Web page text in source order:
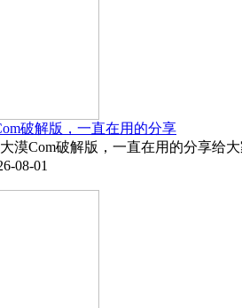
破解版，一直在用的分享
漠Com破解版，一直在用的分享给
08-01